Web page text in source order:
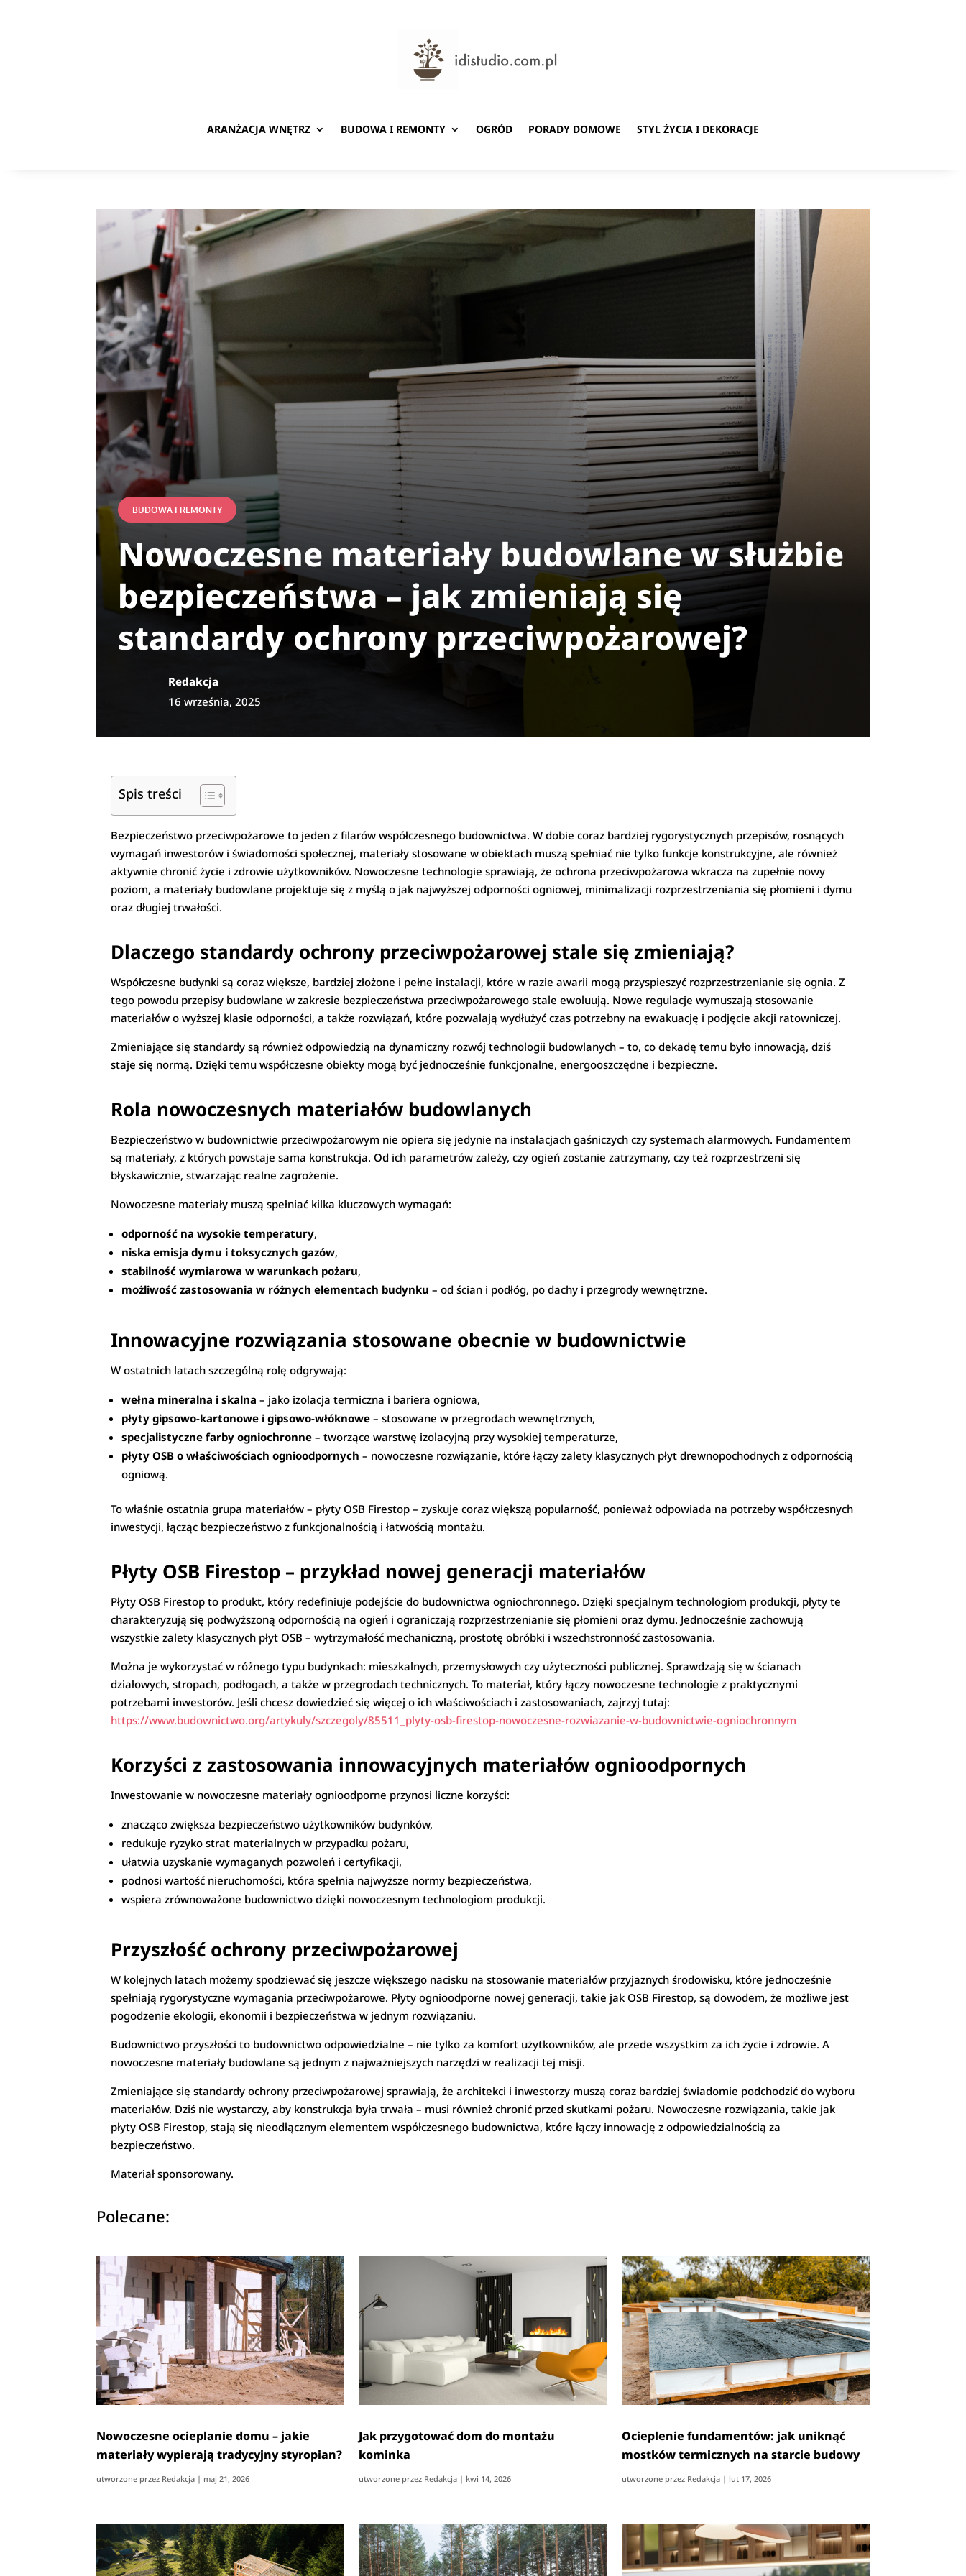
ARANŻACJA WNĘTRZ BUDOWA I REMONTY OGRÓD PORADY DOMOWE STYL ŻYCIA I DEKORACJE
BUDOWA I REMONTY
Nowoczesne materiały budowlane w służbie
bezpieczeństwa – jak zmieniają się
standardy ochrony przeciwpożarowej?
Redakcja
16 września, 2025
Spis treści
Bezpieczeństwo przeciwpożarowe to jeden z filarów współczesnego budownictwa. W dobie coraz bardziej rygorystycznych przepisów, rosnących
wymagań inwestorów i świadomości społecznej, materiały stosowane w obiektach muszą spełniać nie tylko funkcje konstrukcyjne, ale również
aktywnie chronić życie i zdrowie użytkowników. Nowoczesne technologie sprawiają, że ochrona przeciwpożarowa wkracza na zupełnie nowy
poziom, a materiały budowlane projektuje się z myślą o jak najwyższej odporności ogniowej, minimalizacji rozprzestrzeniania się płomieni i dymu
oraz długiej trwałości.
Dlaczego standardy ochrony przeciwpożarowej stale się zmieniają?
Współczesne budynki są coraz większe, bardziej złożone i pełne instalacji, które w razie awarii mogą przyspieszyć rozprzestrzenianie się ognia. Z
tego powodu przepisy budowlane w zakresie bezpieczeństwa przeciwpożarowego stale ewoluują. Nowe regulacje wymuszają stosowanie
materiałów o wyższej klasie odporności, a także rozwiązań, które pozwalają wydłużyć czas potrzebny na ewakuację i podjęcie akcji ratowniczej.
Zmieniające się standardy są również odpowiedzią na dynamiczny rozwój technologii budowlanych – to, co dekadę temu było innowacją, dziś
staje się normą. Dzięki temu współczesne obiekty mogą być jednocześnie funkcjonalne, energooszczędne i bezpieczne.
Rola nowoczesnych materiałów budowlanych
Bezpieczeństwo w budownictwie przeciwpożarowym nie opiera się jedynie na instalacjach gaśniczych czy systemach alarmowych. Fundamentem
są materiały, z których powstaje sama konstrukcja. Od ich parametrów zależy, czy ogień zostanie zatrzymany, czy też rozprzestrzeni się
błyskawicznie, stwarzając realne zagrożenie.
Nowoczesne materiały muszą spełniać kilka kluczowych wymagań:
odporność na wysokie temperatury,
niska emisja dymu i toksycznych gazów,
stabilność wymiarowa w warunkach pożaru,
możliwość zastosowania w różnych elementach budynku – od ścian i podłóg, po dachy i przegrody wewnętrzne.
Innowacyjne rozwiązania stosowane obecnie w budownictwie
W ostatnich latach szczególną rolę odgrywają:
wełna mineralna i skalna – jako izolacja termiczna i bariera ogniowa,
płyty gipsowo-kartonowe i gipsowo-włóknowe – stosowane w przegrodach wewnętrznych,
specjalistyczne farby ogniochronne – tworzące warstwę izolacyjną przy wysokiej temperaturze,
płyty OSB o właściwościach ognioodpornych – nowoczesne rozwiązanie, które łączy zalety klasycznych płyt drewnopochodnych z odpornością
ogniową.
To właśnie ostatnia grupa materiałów – płyty OSB Firestop – zyskuje coraz większą popularność, ponieważ odpowiada na potrzeby współczesnych
inwestycji, łącząc bezpieczeństwo z funkcjonalnością i łatwością montażu.
Płyty OSB Firestop – przykład nowej generacji materiałów
Płyty OSB Firestop to produkt, który redefiniuje podejście do budownictwa ogniochronnego. Dzięki specjalnym technologiom produkcji, płyty te
charakteryzują się podwyższoną odpornością na ogień i ograniczają rozprzestrzenianie się płomieni oraz dymu. Jednocześnie zachowują
wszystkie zalety klasycznych płyt OSB – wytrzymałość mechaniczną, prostotę obróbki i wszechstronność zastosowania.
Można je wykorzystać w różnego typu budynkach: mieszkalnych, przemysłowych czy użyteczności publicznej. Sprawdzają się w ścianach
działowych, stropach, podłogach, a także w przegrodach technicznych. To materiał, który łączy nowoczesne technologie z praktycznymi
potrzebami inwestorów. Jeśli chcesz dowiedzieć się więcej o ich właściwościach i zastosowaniach, zajrzyj tutaj:
https://www.budownictwo.org/artykuly/szczegoly/85511_plyty-osb-firestop-nowoczesne-rozwiazanie-w-budownictwie-ogniochronnym
Korzyści z zastosowania innowacyjnych materiałów ognioodpornych
Inwestowanie w nowoczesne materiały ognioodporne przynosi liczne korzyści:
znacząco zwiększa bezpieczeństwo użytkowników budynków,
redukuje ryzyko strat materialnych w przypadku pożaru,
ułatwia uzyskanie wymaganych pozwoleń i certyfikacji,
podnosi wartość nieruchomości, która spełnia najwyższe normy bezpieczeństwa,
wspiera zrównoważone budownictwo dzięki nowoczesnym technologiom produkcji.
Przyszłość ochrony przeciwpożarowej
W kolejnych latach możemy spodziewać się jeszcze większego nacisku na stosowanie materiałów przyjaznych środowisku, które jednocześnie
spełniają rygorystyczne wymagania przeciwpożarowe. Płyty ognioodporne nowej generacji, takie jak OSB Firestop, są dowodem, że możliwe jest
pogodzenie ekologii, ekonomii i bezpieczeństwa w jednym rozwiązaniu.
Budownictwo przyszłości to budownictwo odpowiedzialne – nie tylko za komfort użytkowników, ale przede wszystkim za ich życie i zdrowie. A
nowoczesne materiały budowlane są jednym z najważniejszych narzędzi w realizacji tej misji.
Zmieniające się standardy ochrony przeciwpożarowej sprawiają, że architekci i inwestorzy muszą coraz bardziej świadomie podchodzić do wyboru
materiałów. Dziś nie wystarczy, aby konstrukcja była trwała – musi również chronić przed skutkami pożaru. Nowoczesne rozwiązania, takie jak
płyty OSB Firestop, stają się nieodłącznym elementem współczesnego budownictwa, które łączy innowację z odpowiedzialnością za
bezpieczeństwo.
Materiał sponsorowany.
Polecane:
Nowoczesne ocieplanie domu – jakie
materiały wypierają tradycyjny styropian?
utworzone przez Redakcja | maj 21, 2026
Jak przygotować dom do montażu
kominka
utworzone przez Redakcja | kwi 14, 2026
Ocieplenie fundamentów: jak uniknąć
mostków termicznych na starcie budowy
utworzone przez Redakcja| lut 17, 2026